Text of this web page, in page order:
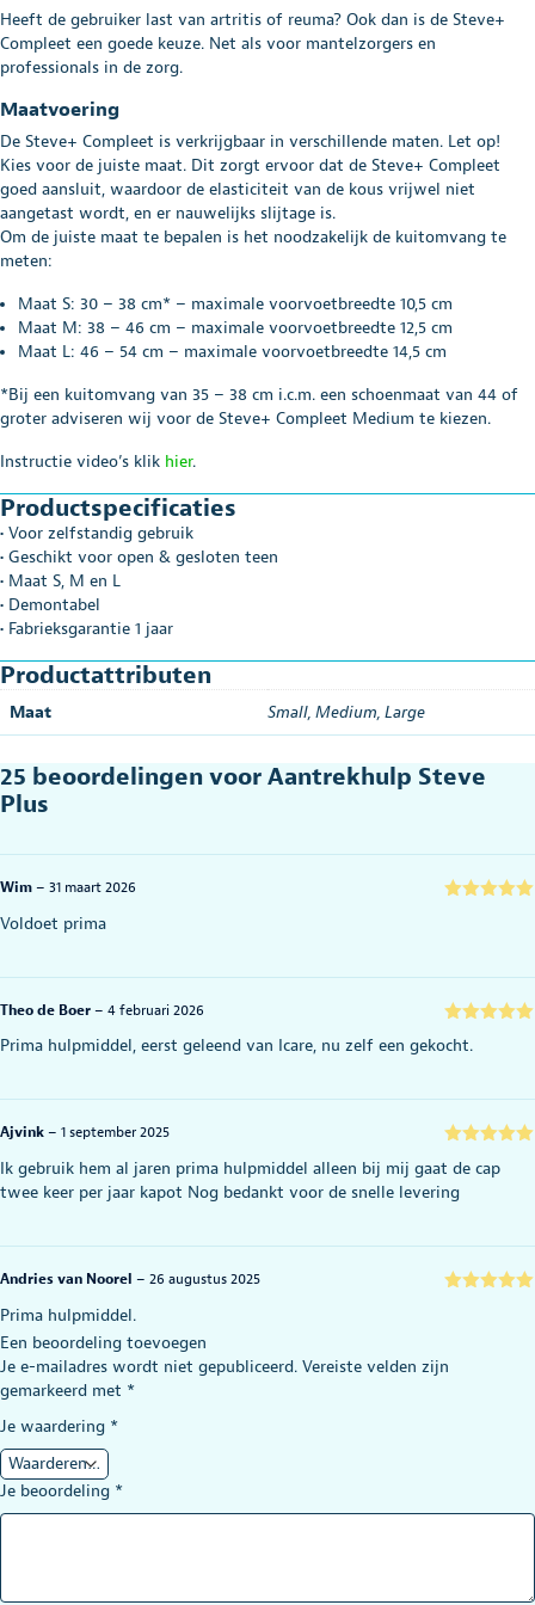
Heeft de gebruiker last van artritis of reuma? Ook dan is de Steve+
Compleet een goede keuze. Net als voor mantelzorgers en
professionals in de zorg.
Maatvoering
De Steve+ Compleet is verkrijgbaar in verschillende maten. Let op!
Kies voor de juiste maat. Dit zorgt ervoor dat de Steve+ Compleet
goed aansluit, waardoor de elasticiteit van de kous vrijwel niet
aangetast wordt, en er nauwelijks slijtage is.
Om de juiste maat te bepalen is het noodzakelijk de kuitomvang te
meten:
Maat S: 30 – 38 cm* – maximale voorvoetbreedte 10,5 cm
Maat M: 38 – 46 cm – maximale voorvoetbreedte 12,5 cm
Maat L: 46 – 54 cm – maximale voorvoetbreedte 14,5 cm
*Bij een kuitomvang van 35 – 38 cm i.c.m. een schoenmaat van 44 of
groter adviseren wij voor de Steve+ Compleet Medium te kiezen.
Instructie video’s klik hier.
Productspecificaties
• Voor zelfstandig gebruik
• Geschikt voor open & gesloten teen
• Maat S, M en L
• Demontabel
• Fabrieksgarantie 1 jaar
Productattributen
Maat Small, Medium, Large
25 beoordelingen voor Aantrekhulp Steve
Plus
Wim – 31 maart 2026
Voldoet prima
5uit 5
Theo de Boer – 4 februari 2026
Prima hulpmiddel, eerst geleend van Icare, nu zelf een gekocht.
5uit 5
Ajvink – 1 september 2025
Ik gebruik hem al jaren prima hulpmiddel alleen bij mij gaat de cap
twee keer per jaar kapot Nog bedankt voor de snelle levering
Andries van Noorel – 26 augustus 2025
Prima hulpmiddel.
Eerst geleend via de thuiszorg.
Nu zelf aangeschaft.
Adrie Voskamp
Heel goed hulpmiddel zoals het filmpje laat zien en de foto’s gaat het
bijna vanzelf zeer tevreden
Lydia
Een beoordeling toevoegen
Je e-mailadres wordt niet gepubliceerd. Vereiste velden zijn
gemarkeerd met *
Je waardering *
Je beoordeling *